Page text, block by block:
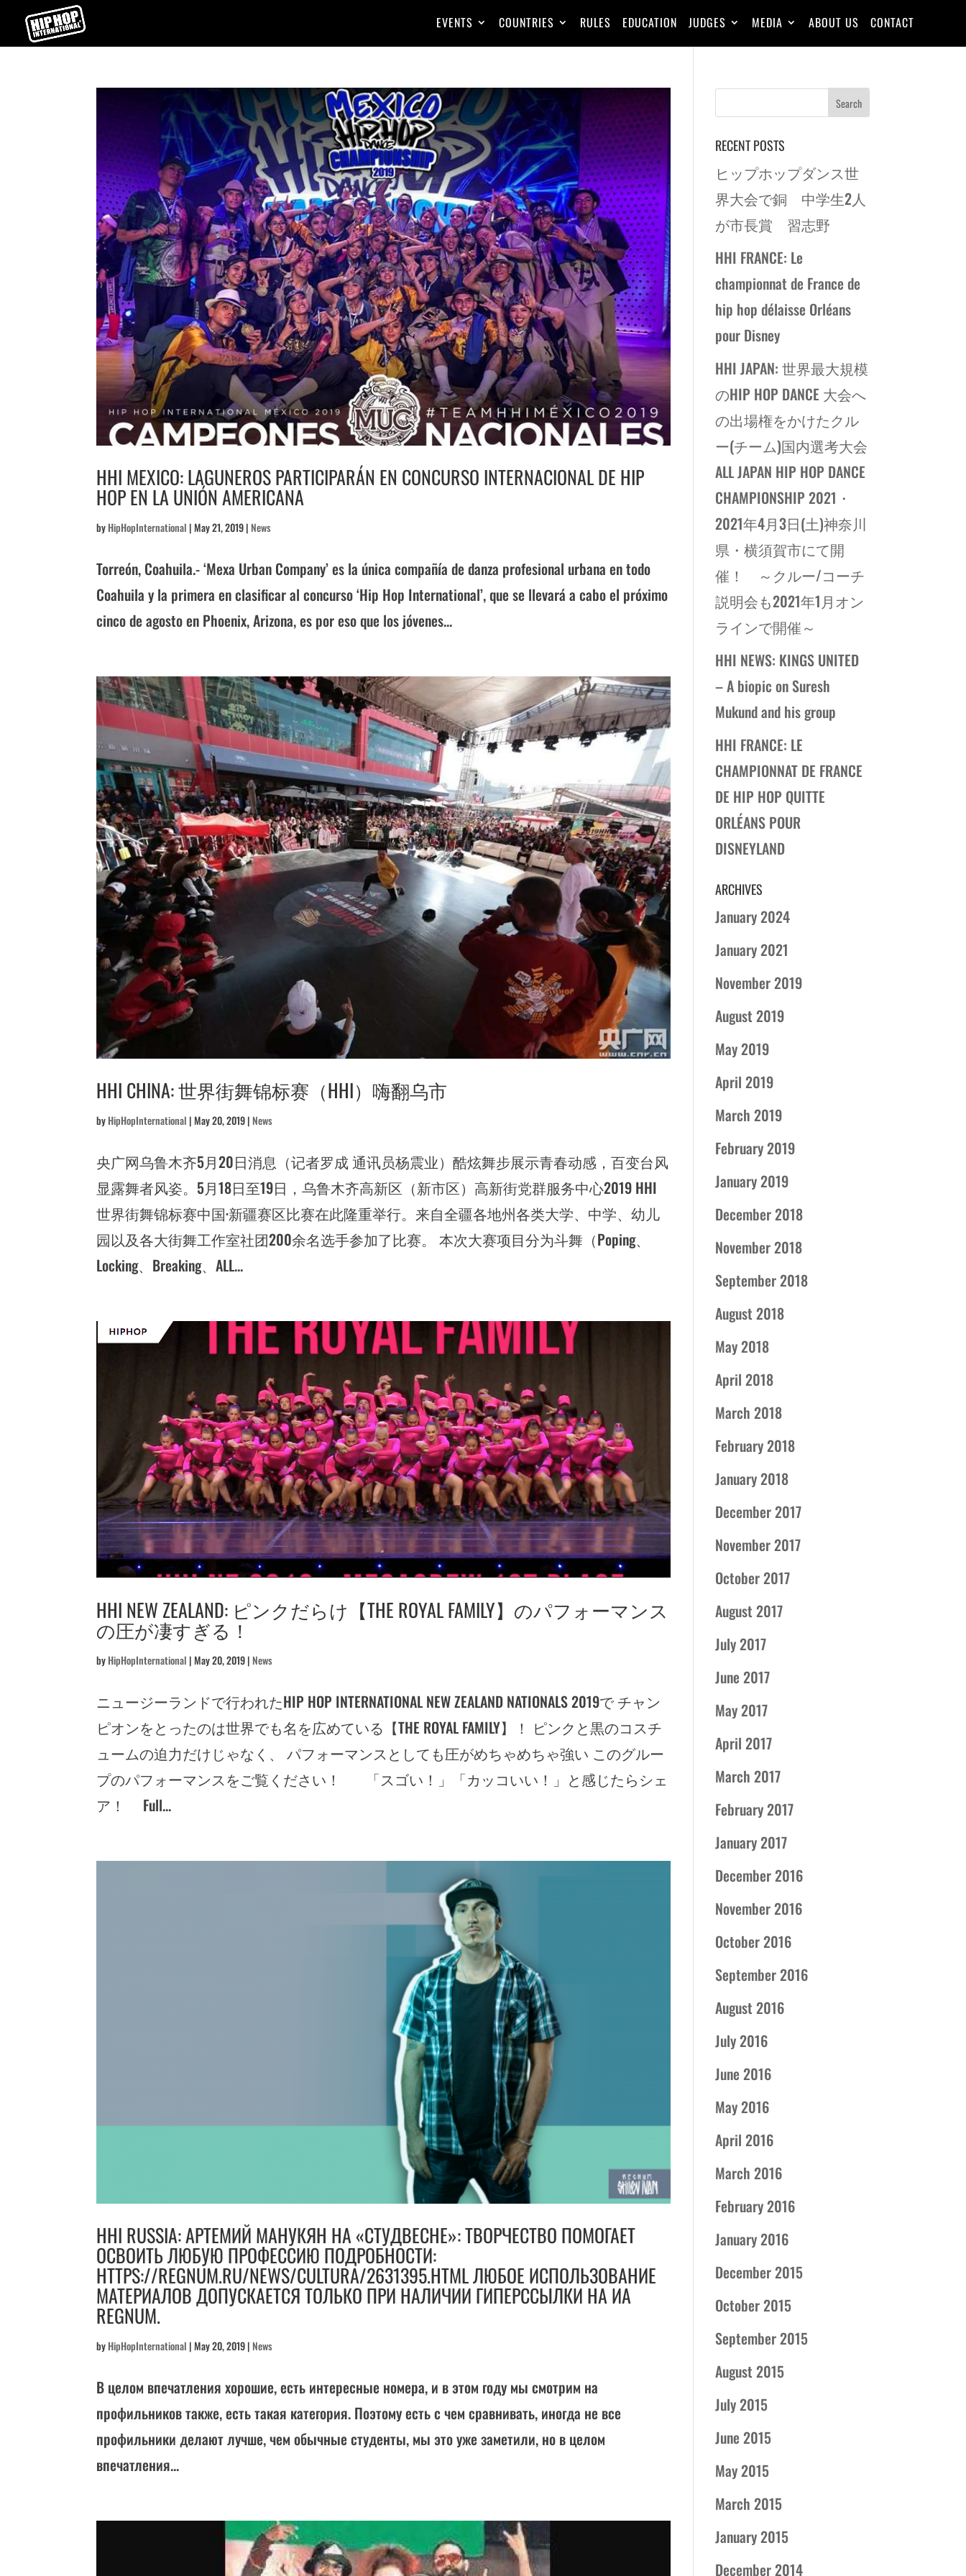
EVENTS COUNTRIES RULES EDUCATION JUDGES MEDIA ABOUT US CONTACT
HHI MEXICO: LAGUNEROS PARTICIPARÁN EN CONCURSO INTERNACIONAL DE HIP
HOP EN LA UNIÓN AMERICANA
byHipHopInternational |May 21, 2019| News
Torreón, Coahuila.- ‘Mexa Urban Company’ es la única compañía de danza profesional urbana en todo
Coahuila y la primera en clasificar al concurso ‘Hip Hop International’, que se llevará a cabo el próximo
cinco de agosto en Phoenix, Arizona, es por eso que los jóvenes...
HHI CHINA: 世界街舞锦标赛（HHI）嗨翻乌市
byHipHopInternational |May 20, 2019| News
央广网乌鲁木齐5月20日消息（记者罗成 通讯员杨震业）酷炫舞步展示青春动感，百变台风
显露舞者风姿。5月18日至19日，乌鲁木齐高新区（新市区）高新街党群服务中心2019 HHI
世界街舞锦标赛中国·新疆赛区比赛在此隆重举行。来自全疆各地州各类大学、中学、幼儿
园以及各大街舞工作室社团200余名选手参加了比赛。 本次大赛项目分为斗舞（Poping、
Locking、Breaking、ALL...
HHI NEW ZEALAND: ピンクだらけ【THE ROYAL FAMILY】のパフォーマンス
の圧が凄すぎる！
byHipHopInternational |May 20, 2019| News
ニュージーランドで行われたHIP HOP INTERNATIONAL NEW ZEALAND NATIONALS 2019で チャン
ピオンをとったのは世界でも名を広めている【THE ROYAL FAMILY】！ ピンクと黒のコスチ
ュームの迫力だけじゃなく、 パフォーマンスとしても圧がめちゃめちゃ強い このグルー
プのパフォーマンスをご覧ください！ 「スゴい！」「カッコいい！」と感じたらシェ
ア！ Full...
HHI RUSSIA: АРТЕМИЙ МАНУКЯН НА «СТУДВЕСНЕ»: ТВОРЧЕСТВО ПОМОГАЕТ
ОСВОИТЬ ЛЮБУЮ ПРОФЕССИЮ ПОДРОБНОСТИ:
HTTPS://REGNUM.RU/NEWS/CULTURA/2631395.HTML ЛЮБОЕ ИСПОЛЬЗОВАНИЕ
МАТЕРИАЛОВ ДОПУСКАЕТСЯ ТОЛЬКО ПРИ НАЛИЧИИ ГИПЕРССЫЛКИ НА ИА
REGNUM.
byHipHopInternational |May 20, 2019| News
В целом впечатления хорошие, есть интересные номера, и в этом году мы смотрим на
профильников также, есть такая категория. Поэтому есть с чем сравнивать, иногда не все
профильники делают лучше, чем обычные студенты, мы это уже заметили, но в целом
впечатления...
RECENT POSTS
ヒップホップダンス世
界大会で銅 中学生2人
が市長賞 習志野
HHI FRANCE: Le
championnat de France de
hip hop délaisse Orléans
pour Disney
HHI JAPAN: 世界最大規模
のHIP HOP DANCE 大会へ
の出場権をかけたクル
ー(チーム)国内選考大会
ALL JAPAN HIP HOP DANCE
CHAMPIONSHIP 2021・
2021年4月3日(土)神奈川
県・横須賀市にて開
催！ ～クルー/コーチ
説明会も2021年1月オン
ラインで開催～
HHI NEWS: KINGS UNITED
– A biopic on Suresh
Mukund and his group
HHI FRANCE: LE
CHAMPIONNAT DE FRANCE
DE HIP HOP QUITTE
ORLÉANS POUR
DISNEYLAND
ARCHIVES
January 2024
January 2021
November 2019
August 2019
May 2019
April 2019
March 2019
February 2019
January 2019
December 2018
November 2018
September 2018
August 2018
May 2018
April 2018
March 2018
February 2018
January 2018
December 2017
November 2017
October 2017
August 2017
July 2017
June 2017
May 2017
April 2017
March 2017
February 2017
January 2017
December 2016
November 2016
October 2016
September 2016
August 2016
July 2016
June 2016
May 2016
April 2016
March 2016
February 2016
January 2016
December 2015
October 2015
September 2015
August 2015
July 2015
June 2015
May 2015
March 2015
January 2015
December 2014